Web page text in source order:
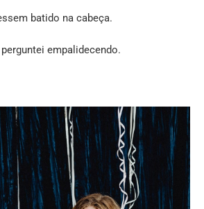
batido na cabeça.
empalidecendo.